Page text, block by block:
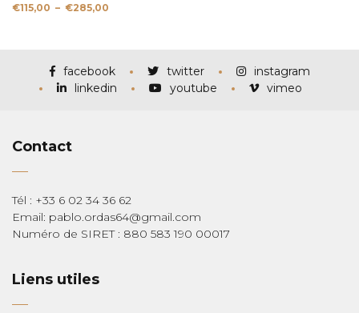
€115,00 – €285,00
€285,00
facebook twitter
instagram
linkedin
youtube vimeo
Contact
Tél : +33 6 02 34 36 62
Email: pablo.ordas64@gmail.com
Numéro de SIRET : 880 583 190 00017
Liens utiles